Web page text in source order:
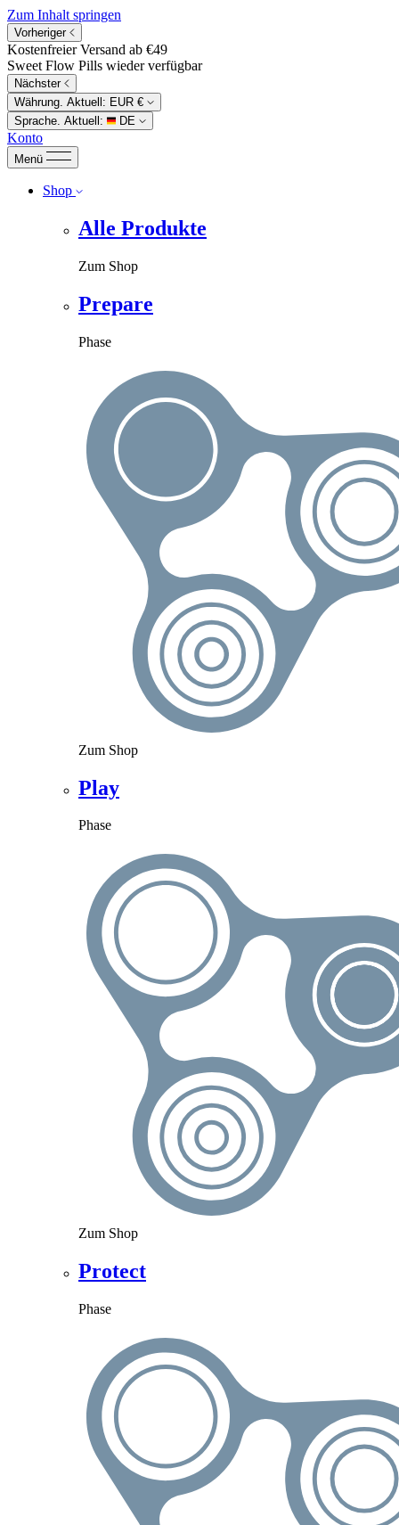
Zum Inhalt springen
Vorheriger
Kostenfreier Versand ab €49
Sweet Flow Pills wieder verfügbar
Nächster
Währung. Aktuell:
EUR €
Sprache. Aktuell:
DE
Konto
Menü
Shop
Alle Produkte
Zum Shop
Prepare
Phase
Zum Shop
Play
Phase
Zum Shop
Protect
Phase